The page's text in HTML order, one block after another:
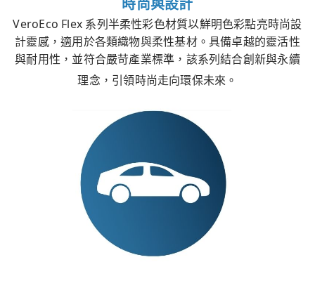
時尚與設計
VeroEco Flex 系列半柔性彩色材質以鮮明色彩點亮時尚設
計靈感，適用於各類織物與柔性基材。具備卓越的靈活性
與耐用性，並符合嚴苛產業標準，該系列結合創新與永續
理念，引領時尚走向環保未來。